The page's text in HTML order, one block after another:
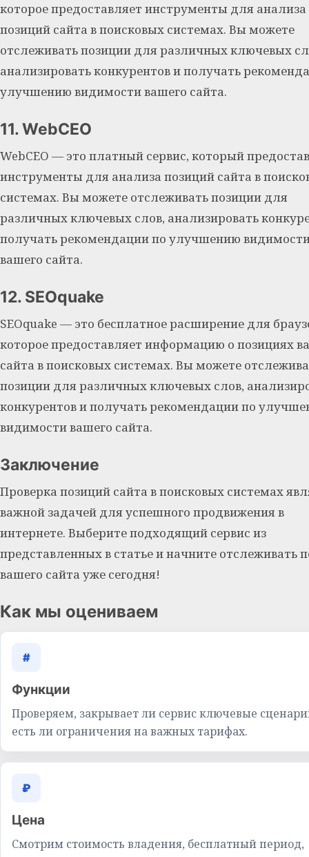
которое предоставляет инструменты для анализа
позиций сайта в поисковых системах. Вы можете
отслеживать позиции для различных ключевых
анализировать конкурентов и получать
улучшению видимости вашего сайта.
11. WebCEO
WebCEO — это платный сервис, который
инструменты для анализа позиций сайта в
системах. Вы можете отслеживать позиции для
различных ключевых слов, анализировать
получать рекомендации по улучшению
вашего сайта.
12. SEOquake
SEOquake — это бесплатное расширение для
которое предоставляет информацию о позициях
сайта в поисковых системах. Вы можете
позиции для различных ключевых слов,
конкурентов и получать рекомендации по
видимости вашего сайта.
Заключение
Проверка позиций сайта в поисковых системах
важной задачей для успешного продвижения в
интернете. Выберите подходящий сервис из
представленных в статье и начните отслеживать
вашего сайта уже сегодня!
Как мы оцениваем
#
Функции
Проверяем, закрывает ли сервис ключевые
есть ли ограничения на важных тарифах.
₽
Цена
Смотрим стоимость владения, бесплатный период,